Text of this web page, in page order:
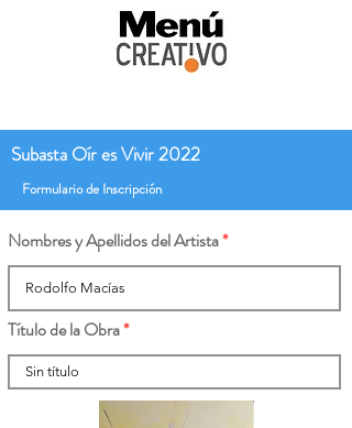
Subasta Oír es Vivir 2022
Formulario de Inscripción
Nombres y Apellidos del Artista
Título de la Obra